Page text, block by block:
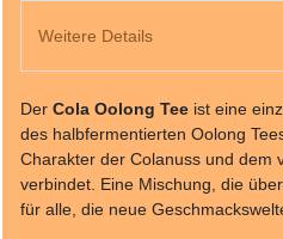
Weitere Details
Der Cola Oolong Tee ist eine
des halbfermentierten Oolong
Charakter der Colanuss und dem
verbindet. Eine Mischung, die
für alle, die neue